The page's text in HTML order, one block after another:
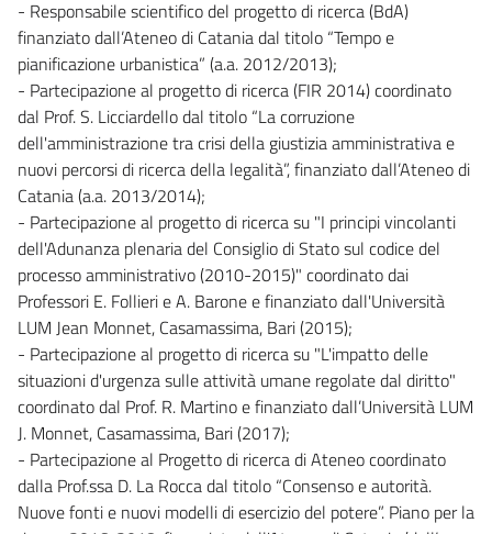
- Responsabile scientifico del progetto di ricerca (BdA)
finanziato dall’Ateneo di Catania dal titolo “Tempo e
pianificazione urbanistica” (a.a. 2012/2013);
- Partecipazione al progetto di ricerca (FIR 2014) coordinato
dal Prof. S. Licciardello dal titolo “La corruzione
dell'amministrazione tra crisi della giustizia amministrativa e
nuovi percorsi di ricerca della legalità”, finanziato dall’Ateneo di
Catania (a.a. 2013/2014);
- Partecipazione al progetto di ricerca su "I principi vincolanti
dell'Adunanza plenaria del Consiglio di Stato sul codice del
processo amministrativo (2010-2015)" coordinato dai
Professori E. Follieri e A. Barone e finanziato dall'Università
LUM Jean Monnet, Casamassima, Bari (2015);
- Partecipazione al progetto di ricerca su "L'impatto delle
situazioni d'urgenza sulle attività umane regolate dal diritto"
coordinato dal Prof. R. Martino e finanziato dall’Università LUM
J. Monnet, Casamassima, Bari (2017);
- Partecipazione al Progetto di ricerca di Ateneo coordinato
dalla Prof.ssa D. La Rocca dal titolo “Consenso e autorità.
Nuove fonti e nuovi modelli di esercizio del potere”. Piano per la